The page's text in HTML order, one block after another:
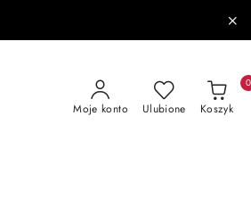
Moje konto Ulubione Koszyk
0